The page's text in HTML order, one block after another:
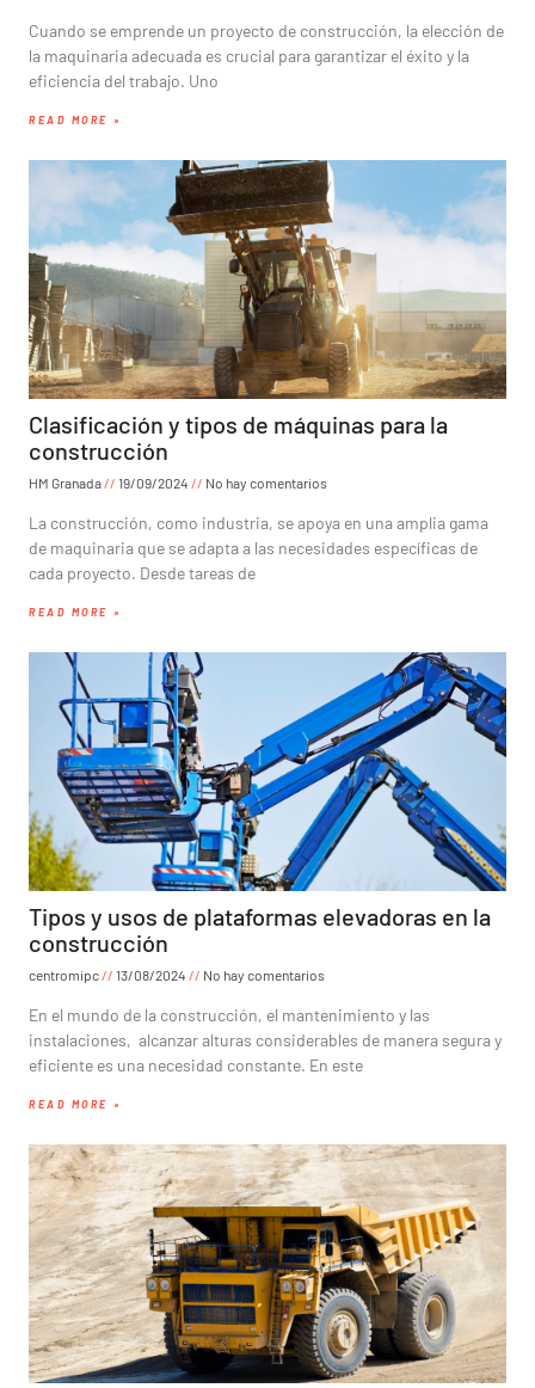
Cuando se emprende un proyecto de construcción, la elección de
la maquinaria adecuada es crucial para garantizar el éxito y la
eficiencia del trabajo. Uno
READ MORE »
Clasificación y tipos de máquinas para la
construcción
HM Granada 19/09/2024 No hay comentarios
La construcción, como industria, se apoya en una amplia gama
de maquinaria que se adapta a las necesidades específicas de
cada proyecto. Desde tareas de
READ MORE »
Tipos y usos de plataformas elevadoras en la
construcción
centromipc 13/08/2024 No hay comentarios
En el mundo de la construcción, el mantenimiento y las
instalaciones, alcanzar alturas considerables de manera segura y
eficiente es una necesidad constante. En este
READ MORE »